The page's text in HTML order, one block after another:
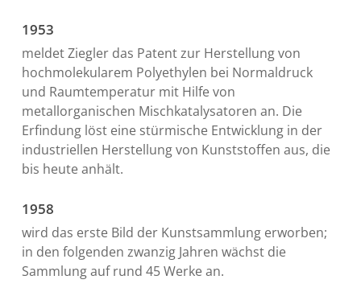
1953
meldet Ziegler das Patent zur Herstellung von
hochmolekularem Polyethylen bei Normaldruck
und Raumtemperatur mit Hilfe von
metallorganischen Mischkatalysatoren an. Die
Erfindung löst eine stürmische Entwicklung in der
industriellen Herstellung von Kunststoffen aus, die
bis heute anhält.
1958
wird das erste Bild der Kunstsammlung erworben;
in den folgenden zwanzig Jahren wächst die
Sammlung auf rund 45 Werke an.